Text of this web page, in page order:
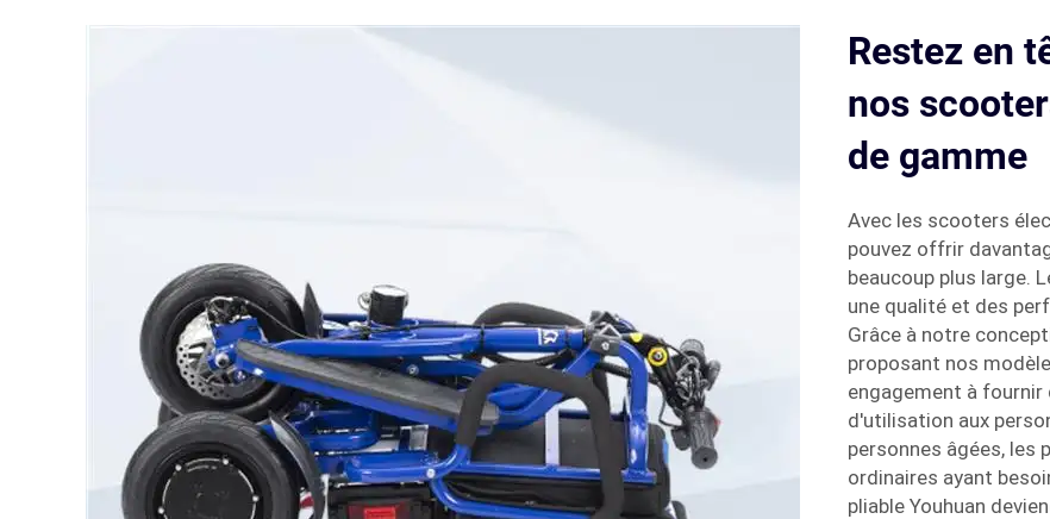
Restez en
nos
de gamme
Avec les scooters
pouvez offrir
beaucoup plus large.
une qualité et des
Grâce à notre
proposant nos
engagement à
d'utilisation aux
personnes âgées, les
ordinaires ayant
pliable Youhuan